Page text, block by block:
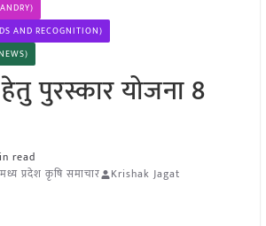
AND RECOGNITION)
पुरस्कार योजना 8
read
मध्य प्रदेश कृषि समाचार Krishak Jagat